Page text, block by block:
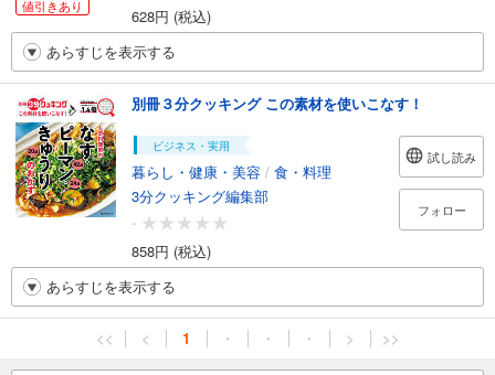
値引きあり
628円 (税込)
あらすじを表示する
別冊３分クッキング この素材を使いこなす！
ビジネス・実用
暮らし・健康・美容 / 食・料理
3分クッキング編集部
-
858円 (税込)
試し読み
フォロー
あらすじを表示する
<< < 1 ・ ・ ・ > >>